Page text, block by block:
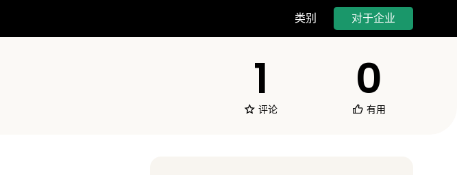
类别 对于企业
1
评论
0
有用